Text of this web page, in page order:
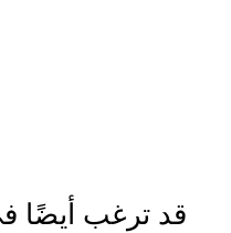
قد ترغب أيضًا